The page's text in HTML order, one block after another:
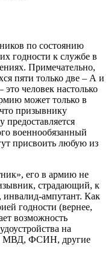
по состоянию
годности к службе в
Примечательно,
пяти только две – А и
человек настолько
может только в
призывнику
предоставляется
военнообязанный
присвоить любую из
его в армию не
страдающий, к
инвалид-ампутант. Как
годности (вернее,
возможность
на
МВД, ФСИН, другие